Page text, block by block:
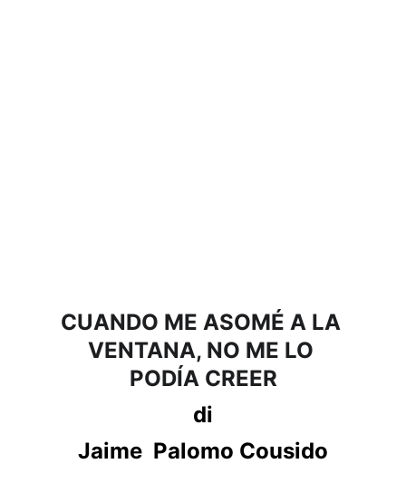
CUANDO ME ASOMÉ A LA
VENTANA, NO ME LO
PODÍA CREER
di
Jaime  Palomo Cousido